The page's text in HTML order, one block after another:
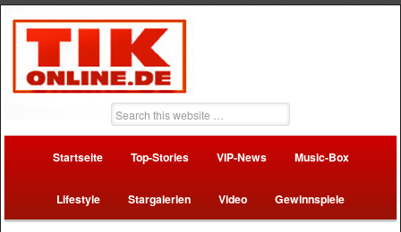
Startseite Top-Stories VIP-News Music-Box
Lifestyle Stargalerien Video Gewinnspiele